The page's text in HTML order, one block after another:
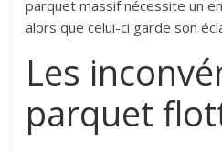
parquet massif nécessite un
alors que celui-ci garde son
Les
parquet